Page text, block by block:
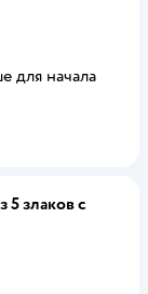
для начала
злаков с